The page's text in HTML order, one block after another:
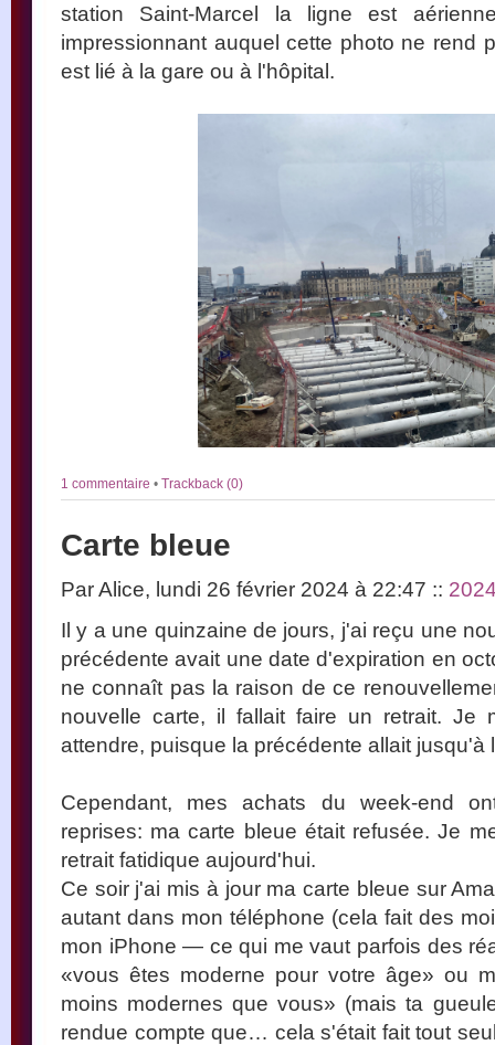
station Saint-Marcel la ligne est
impressionnant auquel cette photo ne rend
est lié à la gare ou à l'hôpital.
1 commentaire • Trackback (0)
Carte bleue
Par Alice, lundi 26 février 2024 à 22:47 ::
Il y a une quinzaine de jours, j'ai reçu une
précédente avait une date d'expiration en
ne connaît pas la raison de ce
nouvelle carte, il fallait faire un retrait. Je
attendre, puisque la précédente allait jusqu'à
Cependant, mes achats du week-end
reprises: ma carte bleue était refusée. Je
retrait fatidique aujourd'hui.
Ce soir j'ai mis à jour ma carte bleue sur
autant dans mon téléphone (cela fait des
mon iPhone — ce qui me vaut parfois des
«vous êtes moderne pour votre âge» ou
moins modernes que vous» (mais ta
rendue compte que… cela s'était fait tout